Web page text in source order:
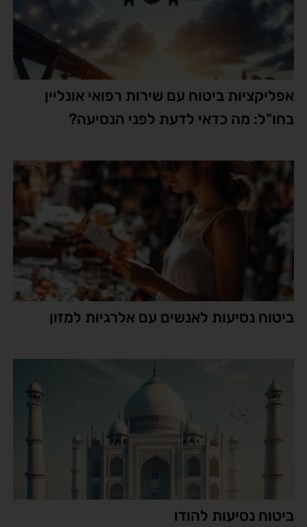
אפליקציות ביטוח עם שירות רפואי אונליין
בחו"ל: מה כדאי לדעת לפני הנסיעה?
ביטוח נסיעות לאנשים עם אלרגיות למזון
ביטוח נסיעות להודו